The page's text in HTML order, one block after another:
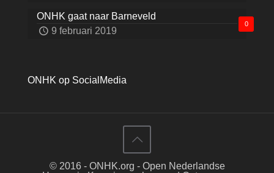
0
ONHK gaat naar Barneveld
9 februari 2019
ONHK op SocialMedia
© 2016 - ONHK.org - Open Nederlandse